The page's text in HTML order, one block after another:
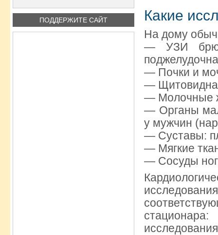
ПОДДЕРЖИТЕ САЙТ Какие
На дому
— УЗИ
— Почки и
—
— Молочные
— Органы
у мужчин
— Суставы:
— Мягкие
— Сосуды ног
стационара: